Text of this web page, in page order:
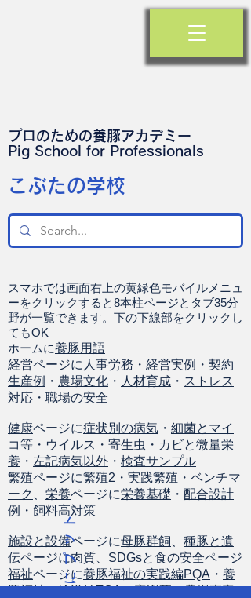
プロのための養豚アカデミー
​Pig School for Professionals
​こぶたの学校
スマホでは画面右上の黄緑色モバイルメニュ
ーをクリックすると8本柱ページとタブ35分
野が一覧できます。下の下線部をクリックし
てもOK
ホームに養豚用語
経営ページに 人事労務 ・ 経営実例 ・ 契約
生産例 ・ 農場文化 ・ 人材育成 ・ ストレス
対応 ・ 職場の安全
健康ページに症状別の病気 ・ 細菌とマイ
コ等 ・ ウイルス ・ 寄生虫 ・ カビと微量栄
養 ・ 左記病気以外 ・ 検査サンプル
繁殖ページに繁殖2 ・ 実践繁殖 ・ ベンチマ
ーク
栄養ページに栄養基礎 ・ 配合設計
例 ・ 飼料高対策
施設と設備ページに母豚群飼
種豚と遺
伝ページに肉質 SDGsと食の安全ページ
福祉ページに養豚福祉の実践編PQA ・ 養
豚福祉の輸送編TQA・安楽死・農場査定
ト
ッ
プ
に